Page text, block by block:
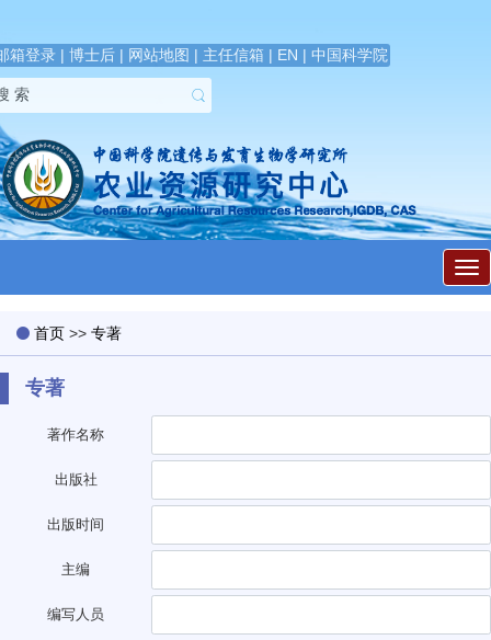
箱登录 | 博士后 | 网站地图 | 主任信箱 | EN | 中国科学院
展
开
首页 >> 专著
专著
著作名称
出版社
出版时间
主编
编写人员